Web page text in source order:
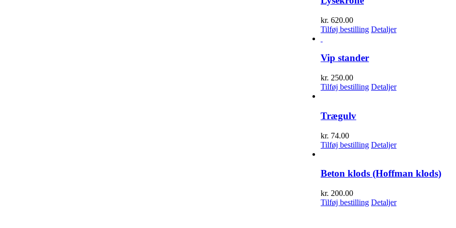
kr. 620.00
Tilføj bestilling Detaljer
Vip stander
kr. 250.00
Tilføj bestilling Detaljer
Trægulv
kr. 74.00
Tilføj bestilling Detaljer
Beton klods (Hoffman klods)
kr. 200.00
Tilføj bestilling Detaljer